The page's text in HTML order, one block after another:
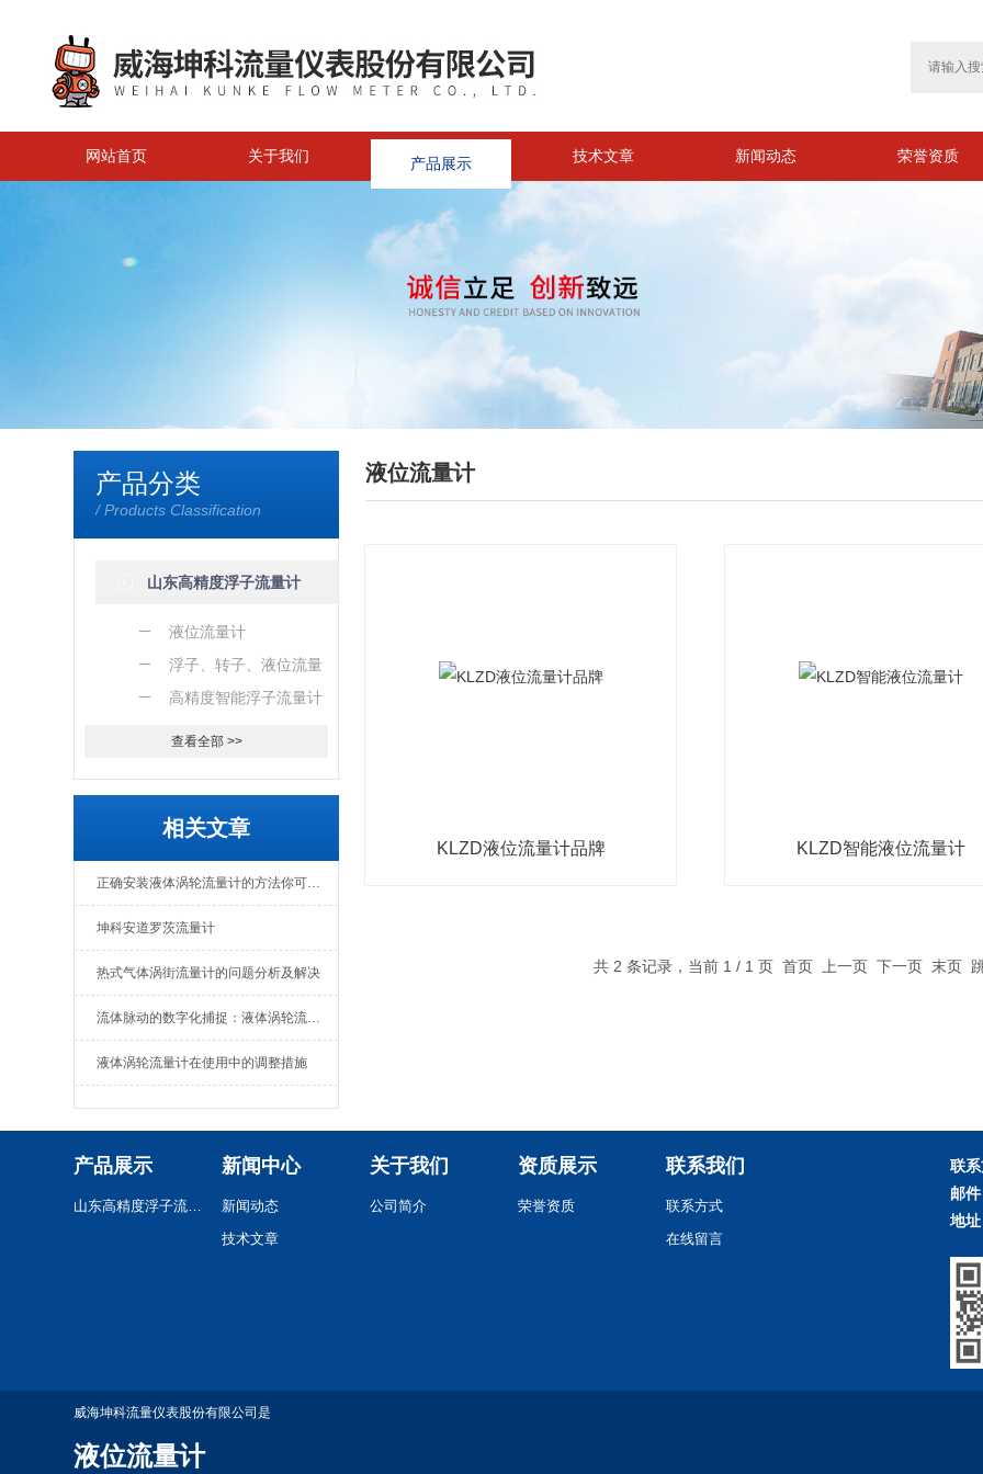
网站首页 关于我们 产品展示 技术文章 新闻动态 荣誉资质
产品分类
/ Products Classification
山东高精度浮子流量计
液位流量计
浮子、转子、液位流量
计厂家
高精度智能浮子流量计
查看全部 >>
相关文章
正确安装液体涡轮流量计的方法你可知！
坤科安道罗茨流量计
热式气体涡街流量计的问题分析及解决
流体脉动的数字化捕捉：液体涡轮流量计的原理、特性与工业应用全景
液体涡轮流量计在使用中的调整措施
液位流量计
KLZD液位流量计品牌 KLZD智能液位流量计
共 2 条记录，当前 1 / 1 页 首页 上一页 下一页 末页
产品展示
山东高精度浮子流量计
新闻中心
新闻动态
技术文章
关于我们
公司简介
资质展示
荣誉资质
联系我们
联系方式
在线留言
联
邮件
地址
威海坤科流量仪表股份有限公司是
液位流量计